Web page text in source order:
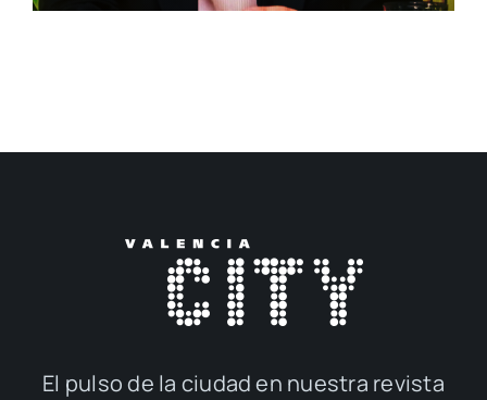
El pul­so de la ciu­dad en nues­tra revis­ta